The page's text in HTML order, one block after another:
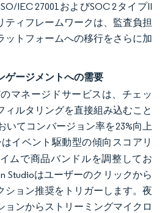
IEC 27001およびSOC 2タイプII
ティフレームワークは、監査負担
ットフォームへの移行をさらに加
ゲージメントへの需要
のマネージドサービスは、チェッ
ィルタリングを直接組み込むこと
いてコンバージョン率を23%向上
はイベント駆動型の傾向スコアリ
ムで商品バンドルを調整してお
Studioはユーザーのクリックから
ション推奨をトリガーします。夜
ョンからストリーミングマイクロ